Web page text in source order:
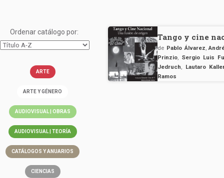
Ordenar catálogo por:
ARTE
ARTE Y GÉNERO
AUDIOVISUAL | OBRAS
AUDIOVISUAL | TEORÍA
CATÁLOGOS Y ANUARIOS
CIENCIAS
Tango y cine
de Pablo Álvarez,
Prinzio, Sergio Luis
Jedruch, Lautaro
Ramos